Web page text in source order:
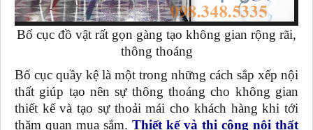
Bố cục đồ vật rất gọn gàng tạo không gian rộng rãi,
thông thoáng
Bố cục quầy kệ là một trong những cách sắp xếp nội
thất giúp tạo nên sự thông thoáng cho không gian
thiết kế và tạo sự thoải mái cho khách hàng khi tới
thăm quan mua sắm. Thiết kế và thi công nội thất